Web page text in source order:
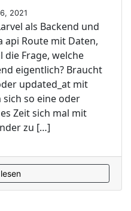
2021
als Backend und
api Route mit Daten,
Frage, welche
eigentlich? Braucht
updated_at mit
so eine oder
Zeit sich mal mit
zu […]